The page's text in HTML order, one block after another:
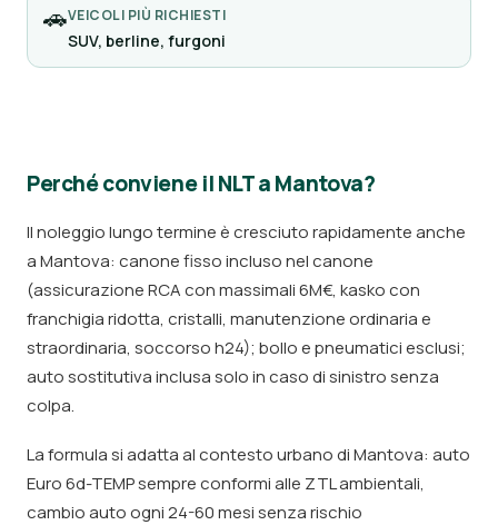
🚗VEICOLI PIÙ RICHIESTI
SUV, berline, furgoni
Perché conviene il NLT a Mantova?
Il noleggio lungo termine è cresciuto rapidamente anche
a Mantova: canone fisso incluso nel canone
(assicurazione RCA con massimali 6M€, kasko con
franchigia ridotta, cristalli, manutenzione ordinaria e
straordinaria, soccorso h24); bollo e pneumatici esclusi;
auto sostitutiva inclusa solo in caso di sinistro senza
colpa.
La formula si adatta al contesto urbano di Mantova: auto
Euro 6d-TEMP sempre conformi alle ZTL ambientali,
cambio auto ogni 24-60 mesi senza rischio